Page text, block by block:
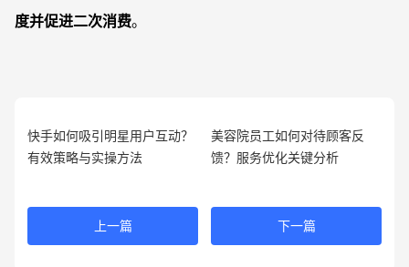
度并促进二次消费。
快手如何吸引明星用户互动？
有效策略与实操方法
上一篇
美容院员工如何对待顾客反
馈？服务优化关键分析
下一篇